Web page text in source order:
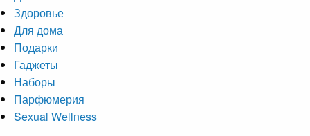
Здоровье
Для дома
Подарки
Гаджеты
Наборы
Парфюмерия
Sexual Wellness